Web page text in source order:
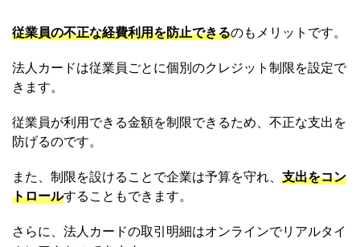
従業員の不正な経費利用を防止できるのもメリットです。
法人カードは従業員ごとに個別のクレジット制限を設定で
きます。
従業員が利用できる金額を制限できるため、不正な支出を
防げるのです。
また、制限を設けることで企業は予算を守れ、 支出をコン
トロールすることもできます。
さらに、法人カードの取引明細はオンラインでリアルタイ